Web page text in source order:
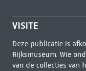
VISITE
Deze publicatie is
Rijksmuseum. Wie
van de collecties van